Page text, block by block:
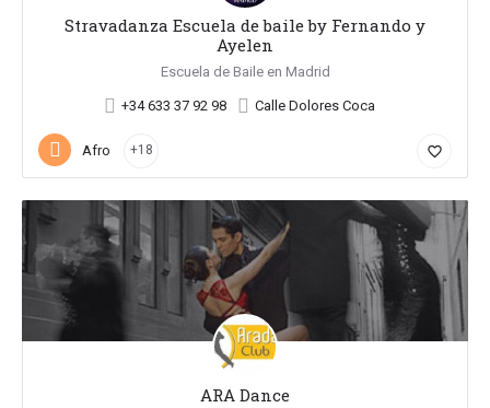
Stravadanza Escuela de baile by Fernando y
Ayelen
Escuela de Baile en Madrid
+34 633 37 92 98 Calle Dolores Coca
Afro +18 favorite_border
ARA Dance